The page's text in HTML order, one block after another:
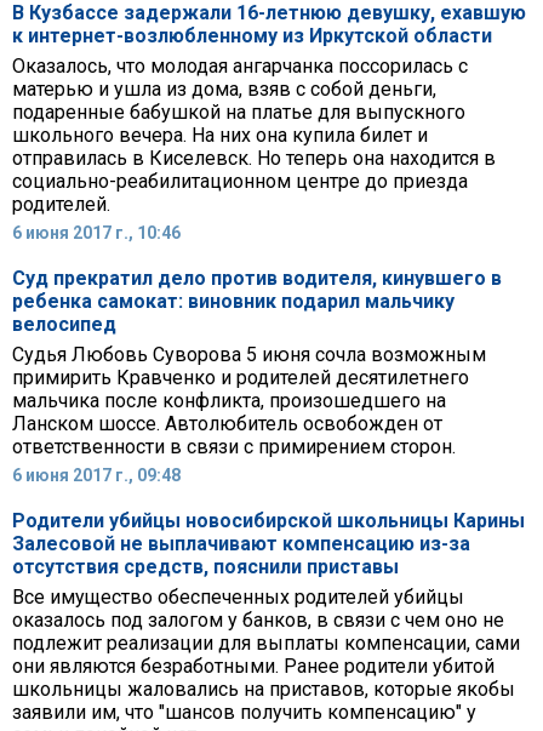
В Кузбассе задержали 16-летнюю девушку, ехавшую
к интернет-возлюбленному из Иркутской области
Оказалось, что молодая ангарчанка поссорилась с
матерью и ушла из дома, взяв с собой деньги,
подаренные бабушкой на платье для выпускного
школьного вечера. На них она купила билет и
отправилась в Киселевск. Но теперь она находится в
социально-реабилитационном центре до приезда
родителей.
6 июня 2017 г., 10:46
Суд прекратил дело против водителя, кинувшего в
ребенка самокат: виновник подарил мальчику
велосипед
Судья Любовь Суворова 5 июня сочла возможным
примирить Кравченко и родителей десятилетнего
мальчика после конфликта, произошедшего на
Ланском шоссе. Автолюбитель освобожден от
ответственности в связи с примирением сторон.
6 июня 2017 г., 09:48
Родители убийцы новосибирской школьницы Карины
Залесовой не выплачивают компенсацию из-за
отсутствия средств, пояснили приставы
Все имущество обеспеченных родителей убийцы
оказалось под залогом у банков, в связи с чем оно не
подлежит реализации для выплаты компенсации, сами
они являются безработными. Ранее родители убитой
школьницы жаловались на приставов, которые якобы
заявили им, что "шансов получить компенсацию" у